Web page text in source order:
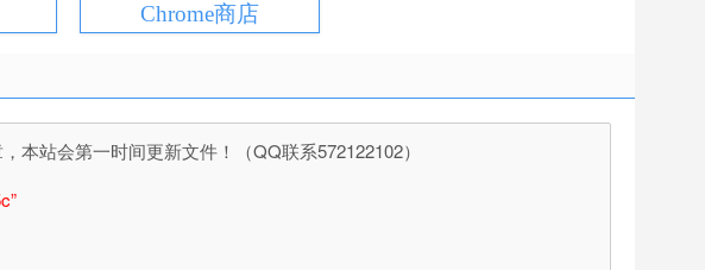
Chrome商店
站会第一时间更新文件！（QQ联系572122102）